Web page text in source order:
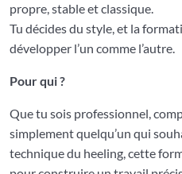
propre, stable et classique.
Tu décides du style, et la
développer l’un comme l’autre.
Pour qui ?
Que tu sois professionnel,
simplement quelqu’un qui
technique du heeling, cette